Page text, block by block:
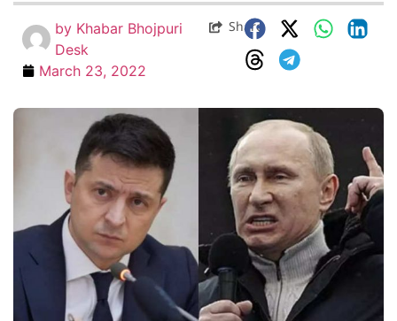
by Khabar Bhojpuri
Desk
March 23, 2022
Share